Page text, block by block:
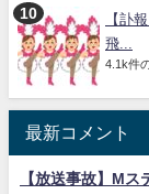
【訃
飛...
4.1k件
最新コメント
【放送事故】M